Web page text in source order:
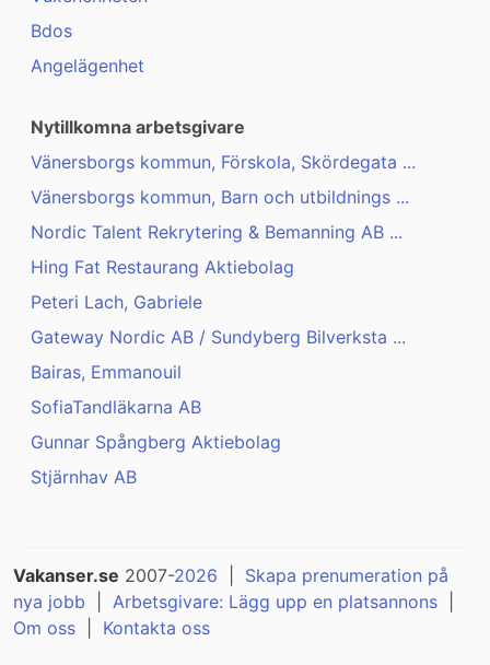
Bdos
Angelägenhet
Nytillkomna arbetsgivare
Vänersborgs kommun, Förskola, Skördegata ...
Vänersborgs kommun, Barn och utbildnings ...
Nordic Talent Rekrytering & Bemanning AB ...
Hing Fat Restaurang Aktiebolag
Peteri Lach, Gabriele
Gateway Nordic AB / Sundyberg Bilverksta ...
Bairas, Emmanouil
SofiaTandläkarna AB
Gunnar Spångberg Aktiebolag
Stjärnhav AB
Vakanser.se 2007-2026
Skapa prenumeration på
nya jobb
Arbetsgivare: Lägg upp en platsannons
Om oss
Kontakta oss